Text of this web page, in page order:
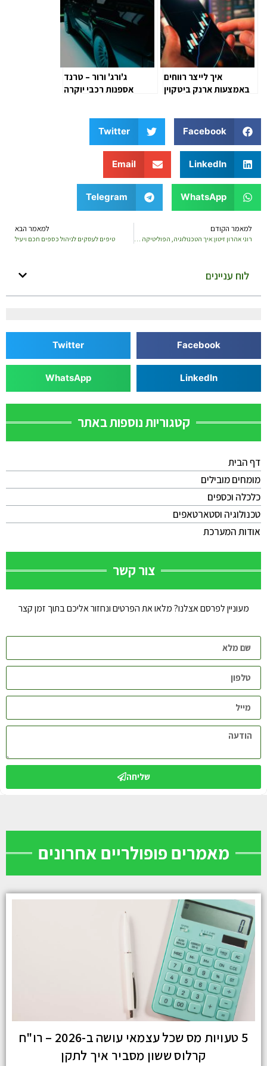
איך לייצר רווחים
באמצעות ארנק ביטקוין
ג'ורג' ורור – טרנד
אספנות רכבי יוקרה
Facebook
Twitter
LinkedIn
Email
WhatsApp
Telegram
למאמר הקודם למאמר הבא
טיפים לעסקים לניהול כספים חכם ויעיל
לוח עניינים
Facebook
Twitter
LinkedIn
WhatsApp
קטגוריות נוספות באתר
דף הבית
מומחים מובילים
כלכלה וכספים
טכנולוגיה וסטארטאפים
אודות המערכת
צור קשר
מעוניין לפרסם אצלנו? מלאו את הפרטים ונחזור אליכם בתוך זמן קצר
שליחה
מאמרים פופולריים אחרונים
5 טעויות מס שכל עצמאי עושה ב-2026 – רו"ח
קרלוס ששון מסביר איך לתקן